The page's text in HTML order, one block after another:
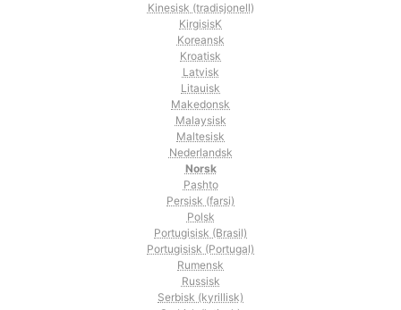
Kinesisk (tradisjonell)
KirgisisK
Koreansk
Kroatisk
Latvisk
Litauisk
Makedonsk
Malaysisk
Maltesisk
Nederlandsk
Norsk
Pashto
Persisk (farsi)
Polsk
Portugisisk (Brasil)
Portugisisk (Portugal)
Rumensk
Russisk
Serbisk (kyrillisk)